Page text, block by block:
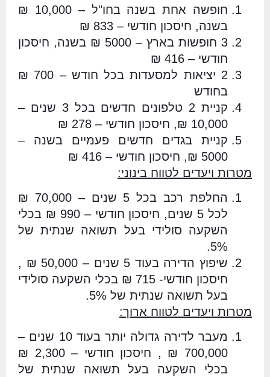
חופשה אחת בשנה בחו"ל – 10,000 ₪
בשנה, חיסכון חודשי – 833 ₪
3 חופשות בארץ – 5000 ₪ בשנה, חיסכון
חודשי – 416 ₪
2 יציאות למסעדות בכל חודש – 700 ₪
בחודש
קניית 2 טלפונים חדשים בכל 3 שנים –
10,000 ₪, חיסכון חודשי – 278 ₪
קניית בגדים חדשים פעמיים בשנה –
5000 ₪, חיסכון חודשי – 416 ₪
מטרות ויעדים לטווח בינוני:
החלפת רכב בכל 5 שנים – 70,000 ₪
לכל 5 שנים, חיסכון חודשי – 990 ₪ בכלי
השקעה סולידי בעל תשואה שנתית של
5%.
שיפוץ הדירה בעוד 5 שנים – 50,000 ₪ ,
חיסכון חודשי- 715 ₪ בכלי השקעה סולידי
בעל תשואה שנתית של 5%.
מטרות ויעדים לטווח ארוך:
מעבר לדירה גדולה יותר בעוד 10 שנים –
700,000 ₪ , חיסכון חודשי – 2,300 ₪
בכלי השקעה בעל תשואה שנתית של